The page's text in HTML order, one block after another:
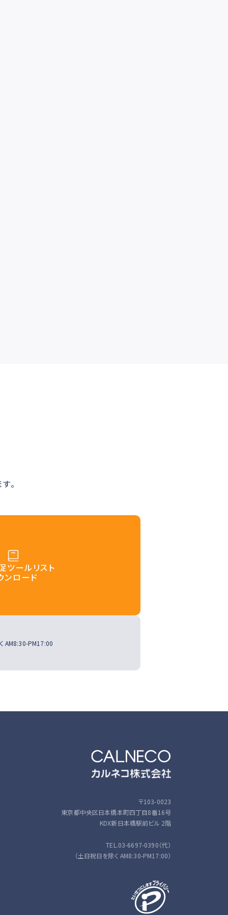
。
ツールリスト
ンロード
AM8:30-PM17:00
〒103-0023
東京都中央区日本橋本町四丁目8番16号
KDX新日本橋駅前ビル 2階
TEL.03-6697-0390（代）
（土日祝日を除く AM8:30-PM17:00）